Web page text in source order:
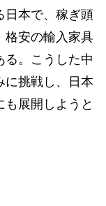
日本で、稼ぎ頭
格安の輸入家具
る。こうした中
に挑戦し、日本
展開しようと